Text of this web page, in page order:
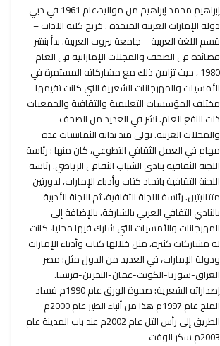
إبراهيم محمد إبراهيم من مواليد،عام 1961 في دبي
دولة الإمارات العربية المتحدة . خريج كلية الآداب –
قسم اللغة العربية – جامعة بيروت العربية. بدأ بنشر
قصائده في الصحف والمجلات الإماراتية في العام
1980 ، حيث تزامن ذلك مع مشاركاته المستمرة في
الأمسيات والمهرجانات الشعرية التي كانت تقيمها
مختلف المؤسسات التعليمية والثقافية والجمعيات
ذات النفع العام. نشر في العديد من الصحف
والمجلات العربية. تولى منذ بداية الثمانينيات عدة
مهام في العمل الثقافي التطوعي، كان منها : رئاسة
اللجنة الثقافية بنادي الشباب الثقافي الرياضي. رئاسة
اللجنة الثقافية باتحاد كتاب وأدباء الإمارات، لدورتين
متتاليتين. رئاسة اللجنة الثقافية، ثم اللجنة الأدبية
بالنادي الثقافي العربي بالشارقة. بالإضافة إلى
المهرجانات والأمسيات التي شارك فيها محليا، كانت
له مشاركات كثيرة، مثل خلالها كتاب وأدباء الإمارات
ودولة الإمارات، في العديد من الدول مثل: مصر-
العراق-سوريا-الكويت-عمان-البحرين-فرنسا.
إصداراته الشعرية: صحوة الورق عام 1990م فساد
الملح عام 1997م هذا من أنباء الطير عام 2000م
الطريق إلى رأس التل عام 2002م عند باب المدينة عام
2003م سكر الوقت